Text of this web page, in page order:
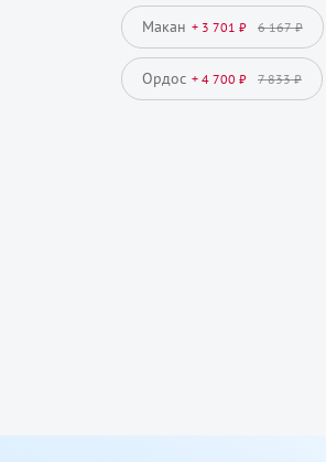
Макан + 3 701 ₽ 6 167 ₽
Ордос + 4 700 ₽ 7 833 ₽